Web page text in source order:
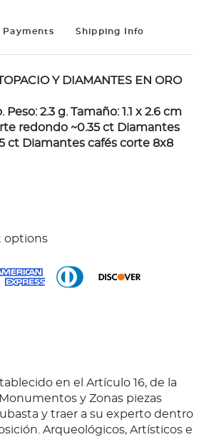
Payments Shipping Info
Y DIAMANTES EN ORO
2.3 g. Tamaño: 1.1 x 2.6 cm
redondo ~0.35 ct Diamantes
ct Diamantes cafés corte 8x8
options
en el Artículo 16, de la
y Zonas piezas
y traer a su experto dentro
Arqueológicos, Artísticos e